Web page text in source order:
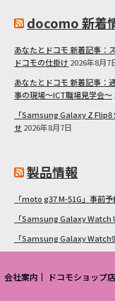
docomo 新着
あなたとドコモ 新着記事：
ドコモの仕掛け 2026年8月7
あなたとドコモ 新着記事：
事の現場～ICT職場見学会～
「Samsung Galaxy Z Flip8
せ 2026年8月7日
製品情報
「moto g37 M-51G」事前予
「Samsung Galaxy Watch
「Samsung Galaxy
会社案内 ドコモショップ